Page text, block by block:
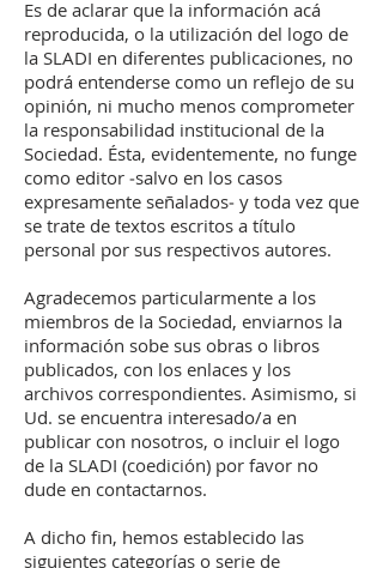
Es de aclarar que la información acá
reproducida, o la utilización del logo de
la SLADI en diferentes publicaciones, no
podrá entenderse como un reflejo de su
opinión, ni mucho menos comprometer
la responsabilidad institucional de la
Sociedad. Ésta, evidentemente, no funge
como editor ‒salvo en los casos
expresamente señalados‒ y toda vez que
se trate de textos escritos a título
personal por sus respectivos autores.
Agradecemos particularmente a los
miembros de la Sociedad, enviarnos la
información sobe sus obras o libros
publicados, con los enlaces y los
archivos correspondientes. Asimismo, si
Ud. se encuentra interesado/a en
publicar con nosotros, o incluir el logo
de la SLADI (coedición) por favor no
dude en contactarnos.
A dicho fin, hemos establecido las
siguientes categorías o serie de